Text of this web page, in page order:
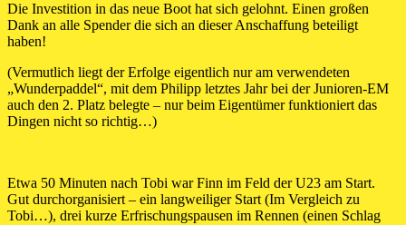
Die Investition in das neue Boot hat sich gelohnt. Einen großen
Dank an alle Spender die sich an dieser Anschaffung beteiligt
haben!
(Vermutlich liegt der Erfolge eigentlich nur am verwendeten
„Wunderpaddel“, mit dem Philipp letztes Jahr bei der Junioren-EM
auch den 2. Platz belegte – nur beim Eigentümer funktioniert das
Dingen nicht so richtig…)
Etwa 50 Minuten nach Tobi war Finn im Feld der U23 am Start.
Gut durchorganisiert – ein langweiliger Start (Im Vergleich zu
Tobi…), drei kurze Erfrischungspausen im Rennen (einen Schlag